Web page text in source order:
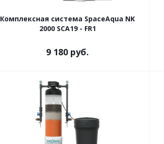
Комплексная система SpaceAqua NK
2000 SCA19 - FR1
9 180 руб.